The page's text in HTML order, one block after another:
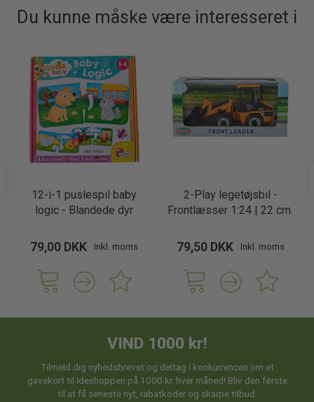
Du kunne måske være interesseret i
12-i-1 puslespil baby
logic - Blandede dyr
79,00 DKK Inkl. moms
2-Play legetøjsbil -
Frontlæsser 1:24 | 22 cm.
79,50 DKK Inkl. moms
VIND 1000 kr!
Tilmeld dig nyhedsbrevet og deltag i konkurrencen om et
gavekort til Ideshoppen på 1000 kr. hver måned! Bliv den første
til at få seneste nyt, rabatkoder og skarpe tilbud.